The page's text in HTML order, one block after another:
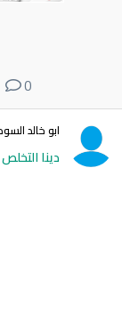
0
ابو خالد
دينا التخلص